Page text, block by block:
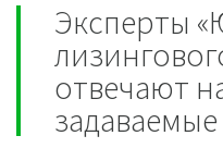
Эксперты
отвечают